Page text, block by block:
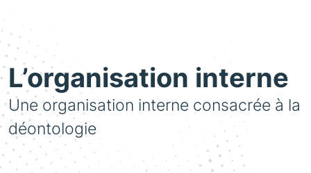
L’organisation interne
Une organisation interne consacrée à la
déontologie